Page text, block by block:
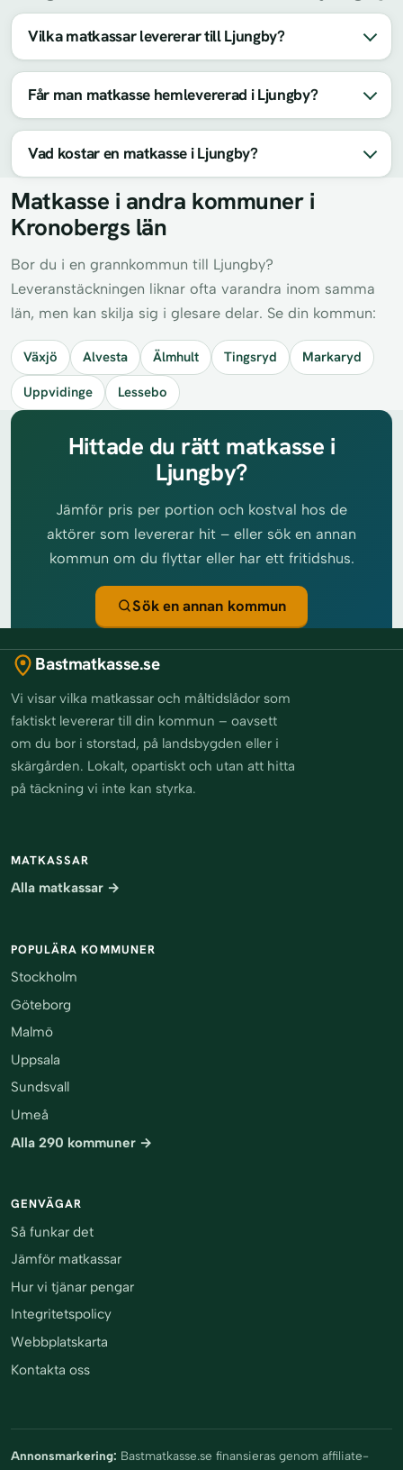
Vilka matkassar levererar till Ljungby?
Får man matkasse hemlevererad i Ljungby?
Vad kostar en matkasse i Ljungby?
Matkasse i andra kommuner i
Kronobergs län
Bor du i en grannkommun till Ljungby?
Leveranstäckningen liknar ofta varandra inom samma
län, men kan skilja sig i glesare delar. Se din kommun:
Växjö Alvesta Älmhult Tingsryd
Markaryd
Uppvidinge
Lessebo
Hittade du rätt matkasse i
Ljungby?
Jämför pris per portion och kostval hos de
aktörer som levererar hit – eller sök en annan
kommun om du flyttar eller har ett fritidshus.
Sök en annan kommun
Bastmatkasse.se
Vi visar vilka matkassar och måltidslådor som
faktiskt levererar till din kommun – oavsett
om du bor i storstad, på landsbygden eller i
skärgården. Lokalt, opartiskt och utan att hitta
på täckning vi inte kan styrka.
MATKASSAR
Alla matkassar →
POPULÄRA KOMMUNER
Stockholm
Göteborg
Malmö
Uppsala
Sundsvall
Umeå
Alla 290 kommuner →
GENVÄGAR
Så funkar det
Jämför matkassar
Hur vi tjänar pengar
Integritetspolicy
Webbplatskarta
Kontakta oss
Annonsmarkering: Bastmatkasse.se finansieras genom affiliate-